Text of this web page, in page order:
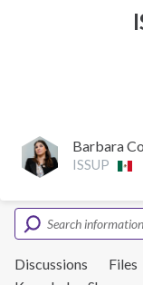
Barbara
ISSUP
Discussions Files